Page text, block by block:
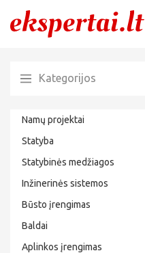
Kategorijos
Namų projektai
Statyba
Statybinės medžiagos
Inžinerinės sistemos
Būsto įrengimas
Baldai
Aplinkos įrengimas